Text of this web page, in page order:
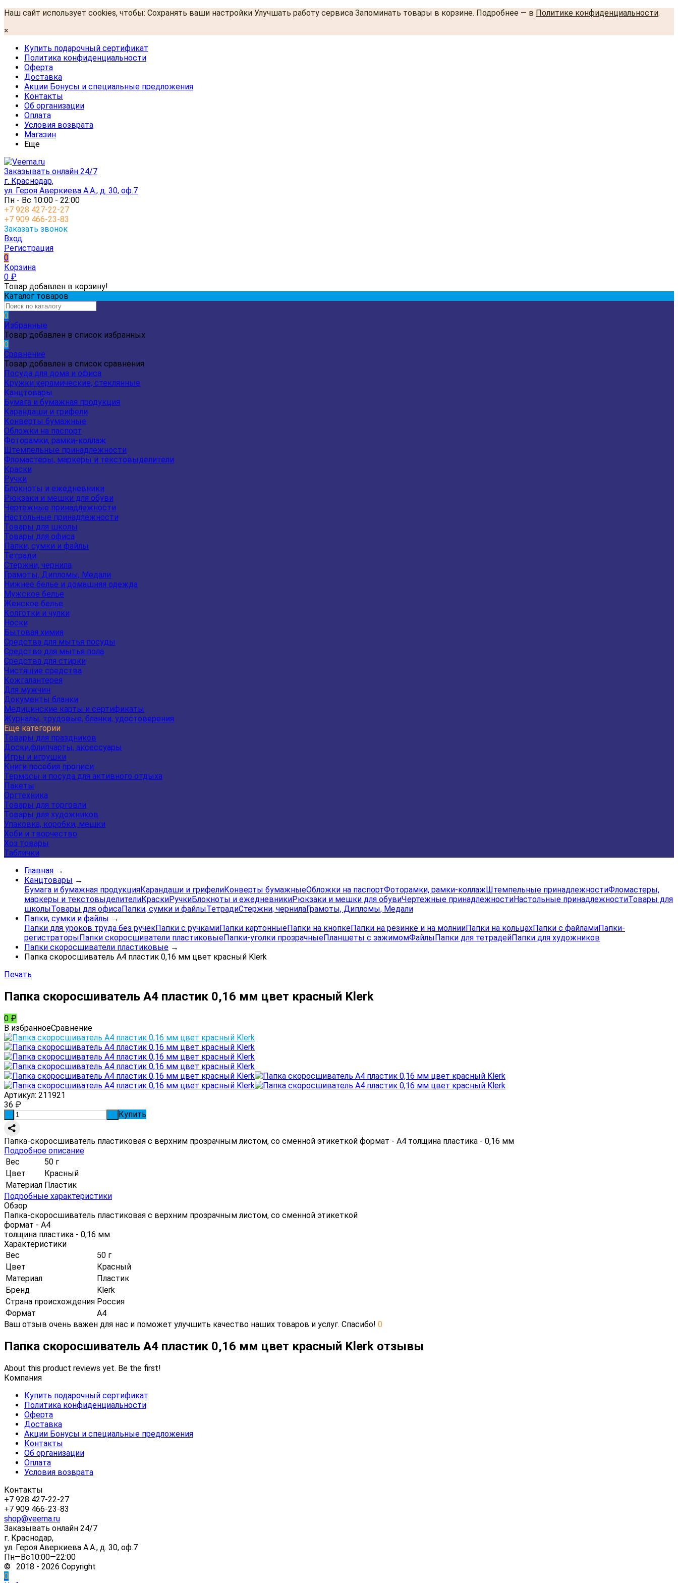
Наш сайт использует cookies, чтобы: Сохранять ваши настройки Улучшать работу сервиса Запоминать товары в корзине. Подробнее — в Политике конфиденциальности.
×
Купить подарочный сертификат
Политика конфиденциальности
Оферта
Доставка
Акции Бонусы и специальные предложения
Контакты
Об организации
Оплата
Условия возврата
Магазин
Еще
Заказывать онлайн 24/7
г. Краснодар,
ул. Героя Аверкиева А.А., д. 30, оф.7
Пн - Вс 10:00 - 22:00
+7 928 427-22-27
+7 909 466-23-83
Заказать звонок
Вход
Регистрация
0
Корзина
0 ₽
Товар добавлен в корзину!
Каталог товаров
0
Избранные
Товар добавлен в список избранных
0
Сравнение
Товар добавлен в список сравнения
Посуда для дома и офиса
Кружки керамические, стеклянные
Канцтовары
Бумага и бумажная продукция
Карандаши и грифели
Конверты бумажные
Обложки на паспорт
Фоторамки, рамки-коллаж
Штемпельные принадлежности
Фломастеры, маркеры и текстовыделители
Краски
Ручки
Блокноты и ежедневники
Рюкзаки и мешки для обуви
Чертежные принадлежности
Настольные принадлежности
Товары для школы
Товары для офиса
Папки, сумки и файлы
Тетради
Стержни, чернила
Грамоты, Дипломы, Медали
Нижнее белье и домашняя одежда
Мужское белье
Женское белье
Колготки и чулки
Носки
Бытовая химия
Средства для мытья посуды
Средство для мытья пола
Средства для стирки
Чистящие средства
Кожгалантерея
Для мужчин
Документы бланки
Медицинские карты и сертификаты
Журналы, трудовые, бланки, удостоверения
Еще категории
Товары для праздников
Доски,флипчарты, аксессуары
Игры и игрушки
Книги пособия прописи
Термосы и посуда для активного отдыха
Пакеты
Оргтехника
Товары для торговли
Товары для художников
Упаковка, коробки, мешки
Хоби и творчество
Хоз товары
Таблички
Главная →
Канцтовары →
Бумага и бумажная продукцияКарандаши и грифелиКонверты бумажныеОбложки на паспортФоторамки, рамки-коллажШтемпельные принадлежностиФломастеры,
маркеры и текстовыделителиКраскиРучкиБлокноты и ежедневникиРюкзаки и мешки для обувиЧертежные принадлежностиНастольные принадлежностиТовары для
школыТовары для офисаПапки, сумки и файлыТетрадиСтержни, чернилаГрамоты, Дипломы, Медали
Папки, сумки и файлы →
Папки для уроков труда без ручекПапки с ручкамиПапки картонныеПапки на кнопкеПапки на резинке и на молнииПапки на кольцахПапки с файламиПапки-
регистраторыПапки скоросшиватели пластиковыеПапки-уголки прозрачныеПланшеты с зажимомФайлыПапки для тетрадейПапки для художников
Папки скоросшиватели пластиковые →
Папка скоросшиватель А4 пластик 0,16 мм цвет красный Klerk
Печать
Папка скоросшиватель А4 пластик 0,16 мм цвет красный Klerk
0 ₽
В избранноеСравнение
Артикул: 211921
36 ₽
Купить
Папка-скоросшиватель пластиковая с верхним прозрачным листом, со сменной этикеткой формат - А4 толщина пластика - 0,16 мм
Подробное описание
Вес
50 г
Цвет
Красный
Материал Пластик
Подробные характеристики
Обзор
Папка-скоросшиватель пластиковая с верхним прозрачным листом, со сменной этикеткой
формат - А4
толщина пластика - 0,16 мм
Характеристики
Вес
50 г
Цвет
Красный
Материал
Пластик
Бренд
Klerk
Страна происхождения Россия
Формат
А4
Ваш отзыв очень важен для нас и поможет улучшить качество наших товаров и услуг. Спасибо! 0
Папка скоросшиватель А4 пластик 0,16 мм цвет красный Klerk отзывы
About this product reviews yet. Be the first!
Компания
Купить подарочный сертификат
Политика конфиденциальности
Оферта
Доставка
Акции Бонусы и специальные предложения
Контакты
Об организации
Оплата
Условия возврата
Контакты
+7 928 427-22-27
+7 909 466-23-83
shop@veema.ru
Заказывать онлайн 24/7
г. Краснодар,
ул. Героя Аверкиева А.А., д. 30, оф.7
Пн—Вс10:00—22:00
© 2018 - 2026 Copyright
0